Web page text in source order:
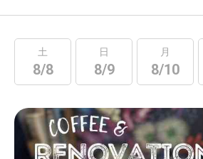
土
8/8
日
8/9
月
8/10